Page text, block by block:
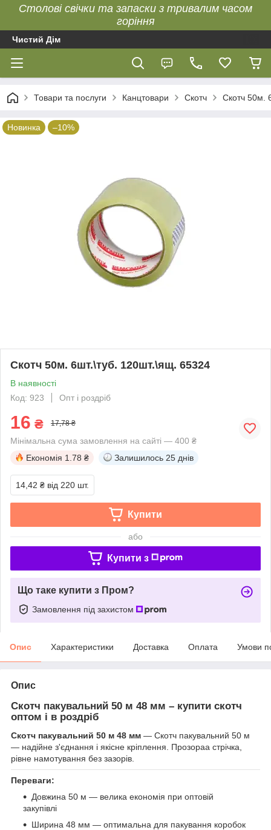
Столові свічки та запаски з тривалим часом
горіння
Чистий Дім
Товари та послуги Канцтовари Скотч Скотч 50м.
Новинка –10%
Скотч 50м. 6шт.\туб. 120шт.\ящ. 65324
В наявності
Код: 923
Опт і роздріб
16 ₴ 17,78 ₴
Мінімальна сума замовлення на сайті — 400 ₴
Економія 1.78 ₴ Залишилось 25 днів
14,42 ₴ від 220 шт.
Купити
або
Купити з
Що таке купити з Пром?
Замовлення під захистом
Опис Характеристики Доставка Оплата Умови
Опис
Скотч пакувальний 50 м 48 мм – купити скотч
оптом і в роздріб
Скотч пакувальний 50 м 48 мм — Скотч пакувальний 50 м
— надійне з'єднання і якісне кріплення. Прозораа стрічка,
рівне намотування без зазорів.
Переваги:
Довжина 50 м — велика економія при оптовій
закупівлі
Ширина 48 мм — оптимальна для пакування коробок